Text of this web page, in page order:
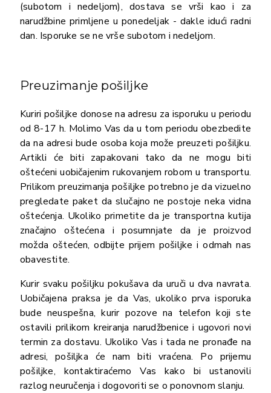
(subotom i nedeljom), dostava se vrši kao i za
narudžbine primljene u ponedeljak - dakle idući radni
dan. Isporuke se ne vrše subotom i nedeljom.
Preuzimanje pošiljke
Kuriri pošiljke donose na adresu za isporuku u periodu
od 8-17 h. Molimo Vas da u tom periodu obezbedite
da na adresi bude osoba koja može preuzeti pošiljku.
Artikli će biti zapakovani tako da ne mogu biti
oštećeni uobičajenim rukovanjem robom u transportu.
Prilikom preuzimanja pošiljke potrebno je da vizuelno
pregledate paket da slučajno ne postoje neka vidna
oštećenja. Ukoliko primetite da je transportna kutija
značajno oštećena i posumnjate da je proizvod
možda oštećen, odbijte prijem pošiljke i odmah nas
obavestite.
Kurir svaku pošiljku pokušava da uruči u dva navrata.
Uobičajena praksa je da Vas, ukoliko prva isporuka
bude neuspešna, kurir pozove na telefon koji ste
ostavili prilikom kreiranja narudžbenice i ugovori novi
termin za dostavu. Ukoliko Vas i tada ne pronađe na
adresi, pošiljka će nam biti vraćena. Po prijemu
pošiljke, kontaktiraćemo Vas kako bi ustanovili
razlog neuručenja i dogovoriti se o ponovnom slanju.